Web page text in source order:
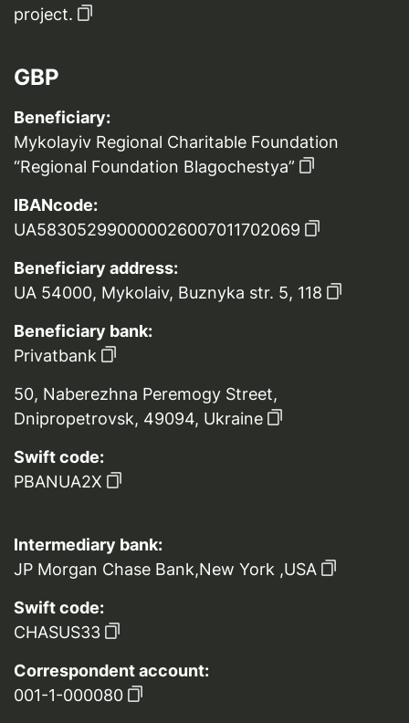
project.
GBP
Beneficiary:
Mykolayiv Regional Charitable Foundation
“Regional Foundation Blagochestya”
IBANcode:
UA583052990000026007011702069
Beneficiary address:
UA 54000, Mykolaiv, Buznyka str. 5, 118
Beneficiary bank:
Privatbank
50, Naberezhna Peremogy Street,
Dnipropetrovsk, 49094, Ukraine
Swift code:
PBANUA2X
Intermediary bank:
JP Morgan Chase Bank,New York ,USA
Swift code:
CHASUS33
Correspondent account:
001-1-000080